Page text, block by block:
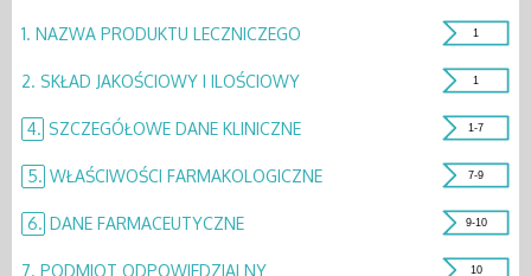
1. NAZWA PRODUKTU LECZNICZEGO 1
2. SKŁAD JAKOŚCIOWY I ILOŚCIOWY 1
4. SZCZEGÓŁOWE DANE KLINICZNE 1-7
5. WŁAŚCIWOŚCI FARMAKOLOGICZNE 7-9
6. DANE FARMACEUTYCZNE 9-10
7. PODMIOT ODPOWIEDZIALNY 10